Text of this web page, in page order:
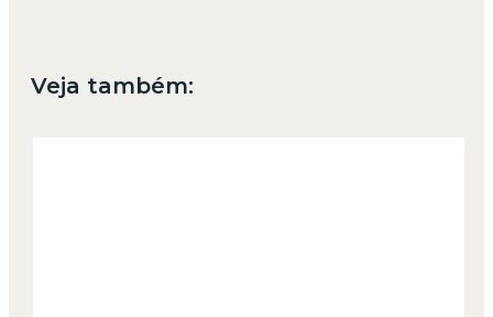
Veja também: